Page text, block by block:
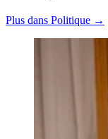
Plus dans Politique →